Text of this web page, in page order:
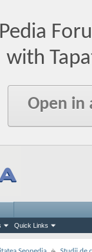
with
Open in
Quick Links